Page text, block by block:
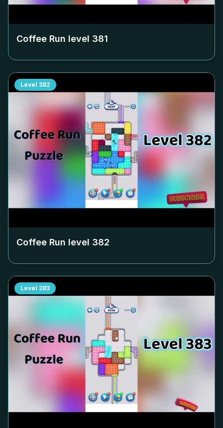
Coffee Run level 381
Level 382
Coffee Run level 382
Level 383